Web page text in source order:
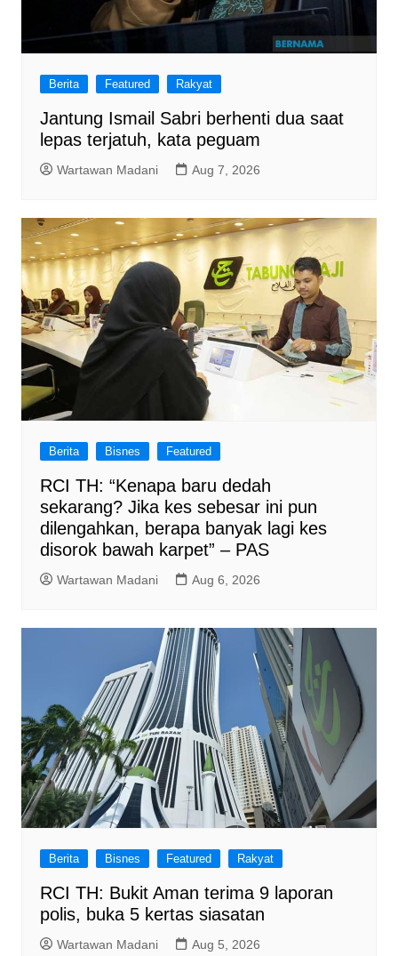
Berita Featured Rakyat
Jantung Ismail Sabri berhenti dua saat
lepas terjatuh, kata peguam
Wartawan Madani Aug 7, 2026
Berita Bisnes Featured
RCI TH: “Kenapa baru dedah
sekarang? Jika kes sebesar ini pun
dilengahkan, berapa banyak lagi kes
disorok bawah karpet” – PAS
Wartawan Madani Aug 6, 2026
Berita Bisnes Featured Rakyat
RCI TH: Bukit Aman terima 9 laporan
polis, buka 5 kertas siasatan
Wartawan Madani Aug 5, 2026